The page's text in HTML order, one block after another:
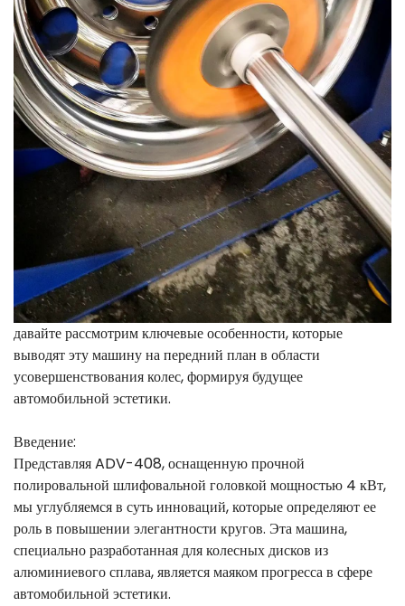
давайте рассмотрим ключевые особенности, которые
выводят эту машину на передний план в области
усовершенствования колес, формируя будущее
автомобильной эстетики.
Введение:
Представляя ADV-408, оснащенную прочной
полировальной шлифовальной головкой мощностью 4 кВт,
мы углубляемся в суть инноваций, которые определяют ее
роль в повышении элегантности кругов. Эта машина,
специально разработанная для колесных дисков из
алюминиевого сплава, является маяком прогресса в сфере
автомобильной эстетики.